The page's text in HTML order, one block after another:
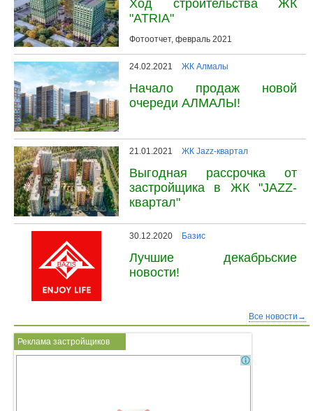
Ход строительства ЖК
"ATRIA"
Фотоотчет, февраль 2021
24.02.2021 ЖК Алмалы
Начало продаж новой
очереди АЛМАЛЫ!
21.01.2021 ЖК Jazz-квартал
Выгодная рассрочка от
застройщика в ЖК "JAZZ-
квартал"
30.12.2020 Базис
Лучшие декабрьские
новости!
Все новости→
Реклама застройщиков